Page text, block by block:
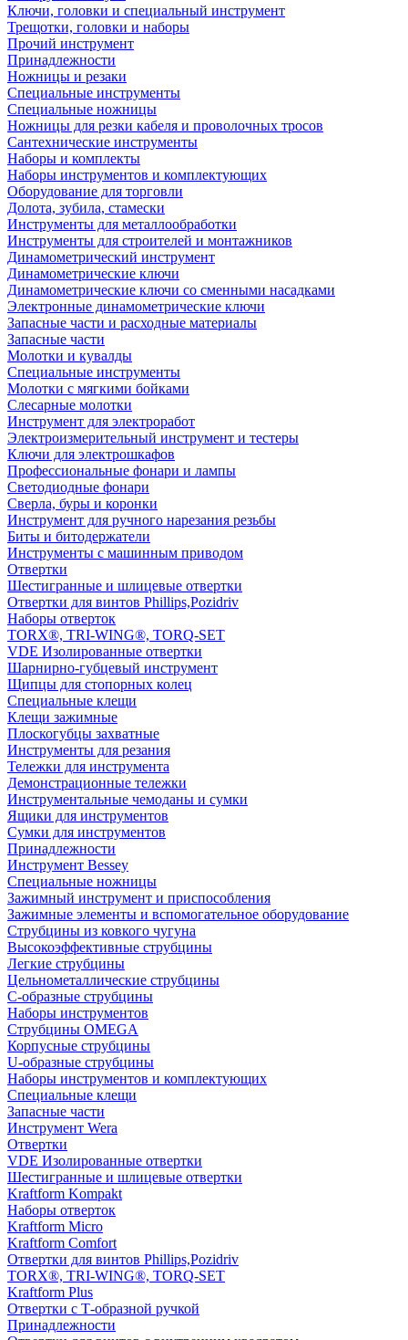
Ключи, головки и специальный инструмент
Трещотки, головки и наборы
Прочий инструмент
Принадлежности
Ножницы и резаки
Специальные инструменты
Специальные ножницы
Ножницы для резки кабеля и проволочных тросов
Сантехнические инструменты
Наборы и комплекты
Наборы инструментов и комплектующих
Оборудование для торговли
Долота, зубила, стамески
Инструменты для металлообработки
Инструменты для строителей и монтажников
Динамометрический инструмент
Динамометрические ключи
Динамометрические ключи со сменными насадками
Электронные динамометрические ключи
Запасные части и расходные материалы
Запасные части
Молотки и кувалды
Специальные инструменты
Молотки с мягкими бойками
Слесарные молотки
Инструмент для электроработ
Электроизмерительный инструмент и тестеры
Ключи для электрошкафов
Профессиональные фонари и лампы
Светодиодные фонари
Сверла, буры и коронки
Инструмент для ручного нарезания резьбы
Биты и битодержатели
Инструменты с машинным приводом
Отвертки
Шестигранные и шлицевые отвертки
Отвертки для винтов Phillips,Pozidriv
Наборы отверток
TORX®, TRI-WING®, TORQ-SET
VDE Изолированные отвертки
Шарнирно-губцевый инструмент
Щипцы для стопорных колец
Специальные клещи
Клещи зажимные
Плоскогубцы захватные
Инструменты для резания
Тележки для инструмента
Демонстрационные тележки
Инструментальные чемоданы и сумки
Ящики для инструментов
Сумки для инструментов
Принадлежности
Инструмент Bessey
Специальные ножницы
Зажимный инструмент и приспособления
Зажимные элементы и вспомогательное оборудование
Струбцины из ковкого чугуна
Высокоэффективные струбцины
Легкие струбцины
Цельнометаллические струбцины
C-образные струбцины
Наборы инструментов
Струбцины OMEGA
Корпусные струбцины
U-образные струбцины
Наборы инструментов и комплектующих
Специальные клещи
Запасные части
Инструмент Wera
Отвертки
VDE Изолированные отвертки
Шестигранные и шлицевые отвертки
Kraftform Kompakt
Наборы отверток
Kraftform Micro
Kraftform Comfort
Отвертки для винтов Phillips,Pozidriv
TORX®, TRI-WING®, TORQ-SET
Kraftform Plus
Отвертки с Т-образной ручкой
Принадлежности